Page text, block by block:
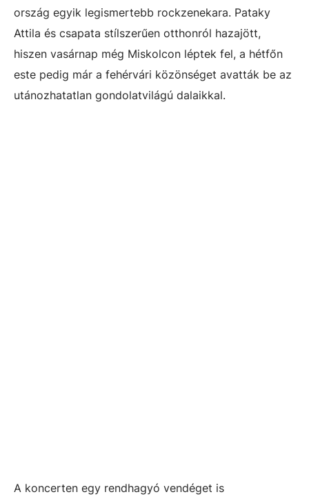
ország egyik legismertebb rockzenekara. Pataky
Attila és csapata stílszerűen otthonról hazajött,
hiszen vasárnap még Miskolcon léptek fel, a hétfőn
este pedig már a fehérvári közönséget avatták be az
utánozhatatlan gondolatvilágú dalaikkal.
A koncerten egy rendhagyó vendéget is